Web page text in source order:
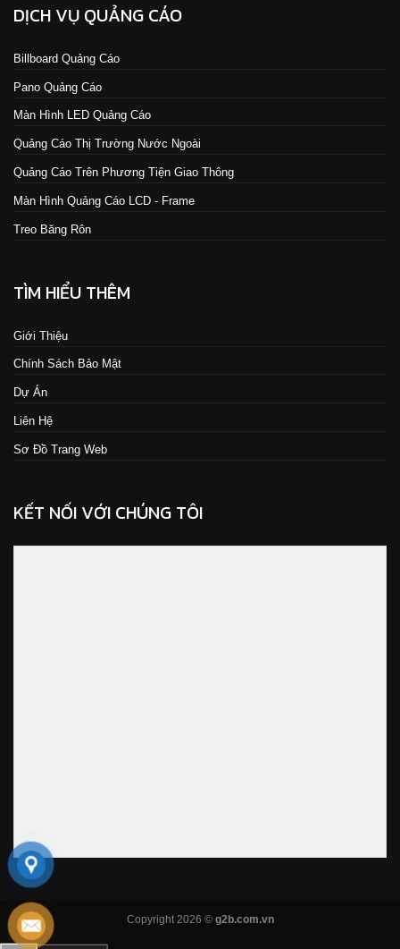
DỊCH VỤ QUẢNG CÁO
Billboard Quảng Cáo
Pano Quảng Cáo
Màn Hình LED Quảng Cáo
Quảng Cáo Thị Trường Nước Ngoài
Quảng Cáo Trên Phương Tiện Giao Thông
Màn Hình Quảng Cáo LCD - Frame
Treo Băng Rôn
TÌM HIỂU THÊM
Giới Thiệu
Chính Sách Bảo Mật
Dự Án
Liên Hệ
Sơ Đồ Trang Web
KẾT NỐI VỚI CHÚNG TÔI
Copyright 2026 © g2b.com.vn